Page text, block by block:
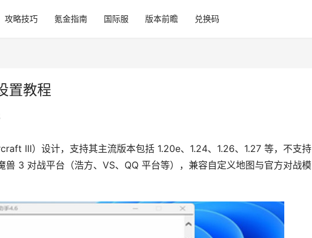
攻略技巧 氪金指南 国际服 版本前瞻 兑换码
置教程
III）设计，支持其主流版本包括 1.20e、1.24、1.26、1.27 等，不支持
兽 3 对战平台（浩方、VS、QQ 平台等），兼容自定义地图与官方对战模